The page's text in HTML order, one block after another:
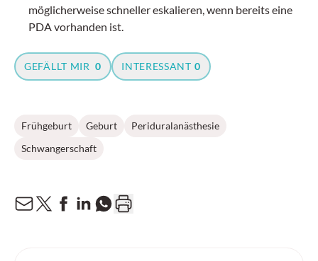
möglicherweise schneller eskalieren, wenn bereits eine
PDA vorhanden ist.
GEFÄLLT MIR 0 INTERESSANT 0
Frühgeburt Geburt
Periduralanästhesie
Schwangerschaft